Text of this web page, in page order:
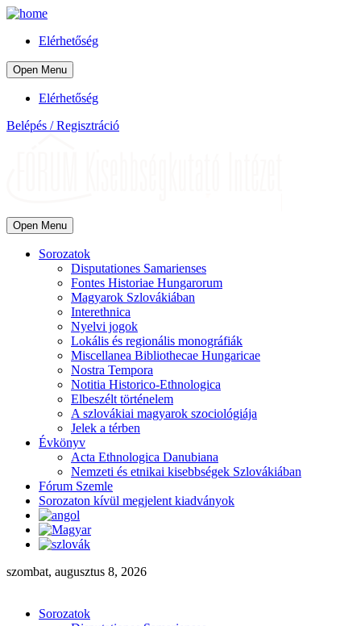
Elérhetőség
Open Menu
Elérhetőség
Belépés / Regisztráció
Open Menu
Sorozatok
Disputationes Samarienses
Fontes Historiae Hungarorum
Magyarok Szlovákiában
Interethnica
Nyelvi jogok
Lokális és regionális monográfiák
Miscellanea Bibliothecae Hungaricae
Nostra Tempora
Notitia Historico-Ethnologica
Elbeszélt történelem
A szlovákiai magyarok szociológiája
Jelek a térben
Évkönyv
Acta Ethnologica Danubiana
Nemzeti és etnikai kisebbségek Szlovákiában
Fórum Szemle
Sorozaton kívül megjelent kiadványok
szombat, augusztus 8, 2026
Sorozatok